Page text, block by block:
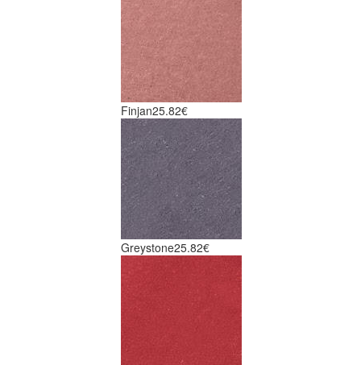
Finjan25.82€
Greystone25.82€